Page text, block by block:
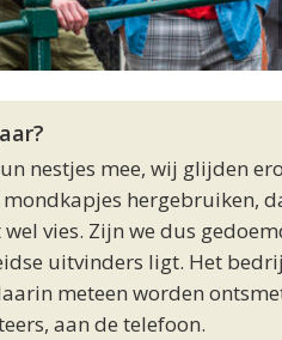
nestjes mee, wij glijden
hergebruiken,
vies. Zijn we dus
uitvinders ligt. Het
meteen worden
aan de telefoon.